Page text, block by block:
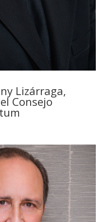
Lizárraga,
Consejo